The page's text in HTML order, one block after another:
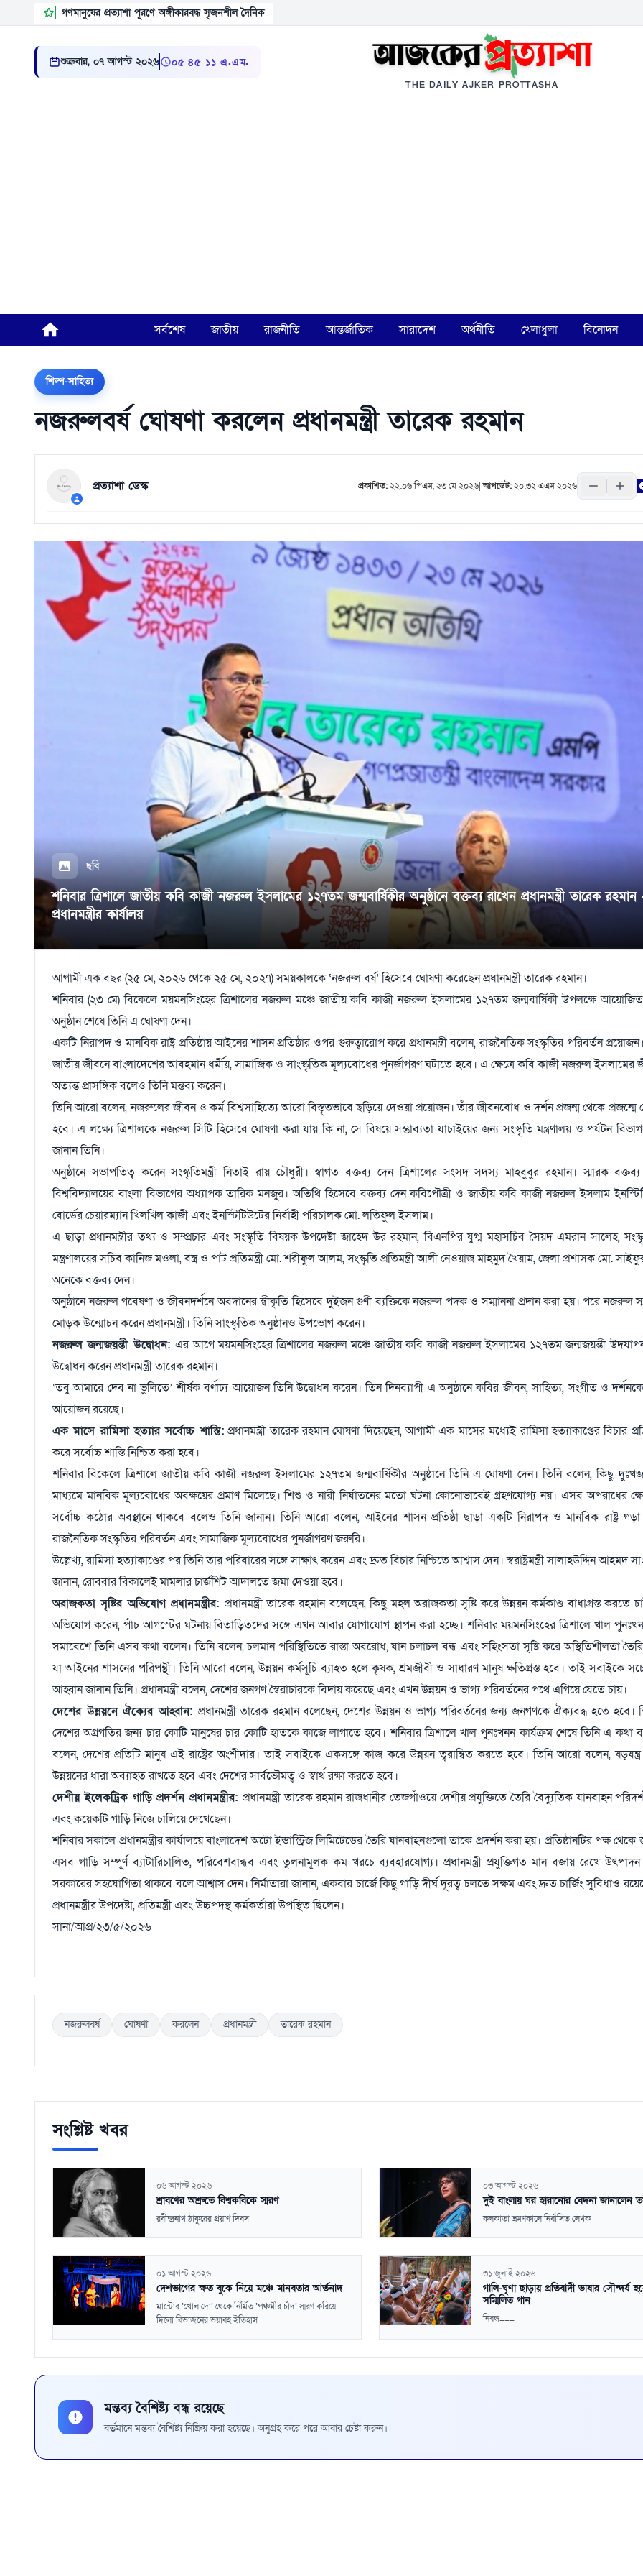
গণমানুষের প্রত্যাশা পূরণে অঙ্গীকারবদ্ধ সৃজনশীল দৈনিক
শুক্রবার, ০৭ আগস্ট ২০২৬ ০৫:৪৫:১২ এ.এম.
THE DAILY AJKER PROTTASHA
সর্বশেষ জাতীয় রাজনীতি আন্তর্জাতিক সারাদেশ অর্থনীতি খেলাধুলা বিনোদন
শিল্প-সাহিত্য
নজরুলবর্ষ ঘোষণা করলেন প্রধানমন্ত্রী তারেক রহমান
প্রত্যাশা ডেস্ক প্রকাশিত:২২:০৬ পিএম, ২৩ মে ২০২৬|আপডেট:২০:৩২ এএম ২০২৬
ছবি
শনিবার ত্রিশালে জাতীয় কবি কাজী নজরুল ইসলামের ১২৭তম জন্মবার্ষিকীর অনুষ্ঠানে বক্তব্য রাখেন প্রধানমন্ত্রী তারেক রহমান
প্রধানমন্ত্রীর কার্যালয়
আগামী এক বছর (২৫ মে, ২০২৬ থেকে ২৫ মে, ২০২৭) সময়কালকে ‘নজরুল বর্ষ’ হিসেবে ঘোষণা করেছেন প্রধানমন্ত্রী তারেক রহমান।
শনিবার (২৩ মে) বিকেলে ময়মনসিংহের ত্রিশালের নজরুল মঞ্চে জাতীয় কবি কাজী নজরুল ইসলামের ১২৭তম জন্মবার্ষিকী উপলক্ষে আয়োজিত
অনুষ্ঠান শেষে তিনি এ ঘোষণা দেন।
একটি নিরাপদ ও মানবিক রাষ্ট্র প্রতিষ্ঠায় আইনের শাসন প্রতিষ্ঠার ওপর গুরুত্বারোপ করে প্রধানমন্ত্রী বলেন, রাজনৈতিক সংস্কৃতির পরিবর্তন
জাতীয় জীবনে বাংলাদেশের আবহমান ধর্মীয়, সামাজিক ও সাংস্কৃতিক মূল্যবোধের পুনর্জাগরণ ঘটাতে হবে। এ ক্ষেত্রে কবি কাজী নজরুল ইসলামের
অত্যন্ত প্রাসঙ্গিক বলেও তিনি মন্তব্য করেন।
তিনি আরো বলেন, নজরুলের জীবন ও কর্ম বিশ্বসাহিত্যে আরো বিস্তৃতভাবে ছড়িয়ে দেওয়া প্রয়োজন। তাঁর জীবনবোধ ও দর্শন প্রজন্ম থেকে প্রজন্মে
হবে। এ লক্ষ্যে ত্রিশালকে নজরুল সিটি হিসেবে ঘোষণা করা যায় কি না, সে বিষয়ে সম্ভাব্যতা যাচাইয়ের জন্য সংস্কৃতি মন্ত্রণালয় ও পর্যটন
জানান তিনি।
অনুষ্ঠানে সভাপতিত্ব করেন সংস্কৃতিমন্ত্রী নিতাই রায় চৌধুরী। স্বাগত বক্তব্য দেন ত্রিশালের সংসদ সদস্য মাহবুবুর রহমান। স্মারক
বিশ্ববিদ্যালয়ের বাংলা বিভাগের অধ্যাপক তারিক মনজুর। অতিথি হিসেবে বক্তব্য দেন কবিপৌত্রী ও জাতীয় কবি কাজী নজরুল ইসলাম
বোর্ডের চেয়ারম্যান খিলখিল কাজী এবং ইনস্টিটিউটের নির্বাহী পরিচালক মো. লতিফুল ইসলাম।
এ ছাড়া প্রধানমন্ত্রীর তথ্য ও সম্প্রচার এবং সংস্কৃতি বিষয়ক উপদেষ্টা জাহেদ উর রহমান, বিএনপির যুগ্ম মহাসচিব সৈয়দ এমরান সালেহ,
মন্ত্রণালয়ের সচিব কানিজ মওলা, বস্ত্র ও পাট প্রতিমন্ত্রী মো. শরীফুল আলম, সংস্কৃতি প্রতিমন্ত্রী আলী নেওয়াজ মাহমুদ খৈয়াম, জেলা প্রশাসক মো.
অনেকে বক্তব্য দেন।
অনুষ্ঠানে নজরুল গবেষণা ও জীবনদর্শনে অবদানের স্বীকৃতি হিসেবে দুইজন গুণী ব্যক্তিকে নজরুল পদক ও সম্মাননা প্রদান করা হয়। পরে নজরুল
মোড়ক উন্মোচন করেন প্রধানমন্ত্রী। তিনি সাংস্কৃতিক অনুষ্ঠানও উপভোগ করেন।
নজরুল জন্মজয়ন্তী উদ্বোধন:এর আগে ময়মনসিংহের ত্রিশালের নজরুল মঞ্চে জাতীয় কবি কাজী নজরুল ইসলামের ১২৭তম জন্মজয়ন্তী উদযাপন
উদ্বোধন করেন প্রধানমন্ত্রী তারেক রহমান।
‘তবু আমারে দেব না ভুলিতে’ শীর্ষক বর্ণাঢ্য আয়োজন তিনি উদ্বোধন করেন। তিন দিনব্যাপী এ অনুষ্ঠানে কবির জীবন, সাহিত্য, সংগীত ও দর্শনকে
আয়োজন রয়েছে।
এক মাসে রামিসা হত্যার সর্বোচ্চ শাস্তি:প্রধানমন্ত্রী তারেক রহমান ঘোষণা দিয়েছেন, আগামী এক মাসের মধ্যেই রামিসা হত্যাকাণ্ডের বিচার
করে সর্বোচ্চ শাস্তি নিশ্চিত করা হবে।
শনিবার বিকেলে ত্রিশালে জাতীয় কবি কাজী নজরুল ইসলামের ১২৭তম জন্মবার্ষিকীর অনুষ্ঠানে তিনি এ ঘোষণা দেন। তিনি বলেন, কিছু
মাধ্যমে মানবিক মূল্যবোধের অবক্ষয়ের প্রমাণ মিলেছে। শিশু ও নারী নির্যাতনের মতো ঘটনা কোনোভাবেই গ্রহণযোগ্য নয়। এসব অপরাধের
সর্বোচ্চ কঠোর অবস্থানে থাকবে বলেও তিনি জানান। তিনি আরো বলেন, আইনের শাসন প্রতিষ্ঠা ছাড়া একটি নিরাপদ ও মানবিক রাষ্ট্র
রাজনৈতিক সংস্কৃতির পরিবর্তন এবং সামাজিক মূল্যবোধের পুনর্জাগরণ জরুরি।
উল্লেখ্য, রামিসা হত্যাকাণ্ডের পর তিনি তার পরিবারের সঙ্গে সাক্ষাৎ করেন এবং দ্রুত বিচার নিশ্চিতে আশ্বাস দেন। স্বরাষ্ট্রমন্ত্রী সালাহউদ্দিন আহমদ
জানান, রোববার বিকালেই মামলার চার্জশিট আদালতে জমা দেওয়া হবে।
অরাজকতা সৃষ্টির অভিযোগ প্রধানমন্ত্রীর: প্রধানমন্ত্রী তারেক রহমান বলেছেন, কিছু মহল অরাজকতা সৃষ্টি করে উন্নয়ন কর্মকাণ্ড বাধাগ্রস্ত করতে
অভিযোগ করেন, পাঁচ আগস্টের ঘটনায় বিতাড়িতদের সঙ্গে এখন আবার যোগাযোগ স্থাপন করা হচ্ছে। শনিবার ময়মনসিংহের ত্রিশালে খাল
সমাবেশে তিনি এসব কথা বলেন। তিনি বলেন, চলমান পরিস্থিতিতে রাস্তা অবরোধ, যান চলাচল বন্ধ এবং সহিংসতা সৃষ্টি করে অস্থিতিশীলতা
যা আইনের শাসনের পরিপন্থী। তিনি আরো বলেন, উন্নয়ন কর্মসূচি ব্যাহত হলে কৃষক, শ্রমজীবী ও সাধারণ মানুষ ক্ষতিগ্রস্ত হবে। তাই সবাইকে
আহ্বান জানান তিনি। প্রধানমন্ত্রী বলেন, দেশের জনগণ স্বৈরাচারকে বিদায় করেছে এবং এখন উন্নয়ন ও ভাগ্য পরিবর্তনের পথে এগিয়ে যেতে চায়।
দেশের উন্নয়নে ঐক্যের আহ্বান: প্রধানমন্ত্রী তারেক রহমান বলেছেন, দেশের উন্নয়ন ও ভাগ্য পরিবর্তনের জন্য জনগণকে ঐক্যবদ্ধ হতে হবে।
দেশের অগ্রগতির জন্য চার কোটি মানুষের চার কোটি হাতকে কাজে লাগাতে হবে। শনিবার ত্রিশালে খাল পুনঃখনন কার্যক্রম শেষে তিনি এ কথা
বলেন, দেশের প্রতিটি মানুষ এই রাষ্ট্রের অংশীদার। তাই সবাইকে একসঙ্গে কাজ করে উন্নয়ন ত্বরান্বিত করতে হবে। তিনি আরো বলেন,
উন্নয়নের ধারা অব্যাহত রাখতে হবে এবং দেশের সার্বভৌমত্ব ও স্বার্থ রক্ষা করতে হবে।
দেশীয় ইলেকট্রিক গাড়ি প্রদর্শন প্রধানমন্ত্রীর: প্রধানমন্ত্রী তারেক রহমান রাজধানীর তেজগাঁওয়ে দেশীয় প্রযুক্তিতে তৈরি বৈদ্যুতিক যানবাহন
এবং কয়েকটি গাড়ি নিজে চালিয়ে দেখেছেন।
শনিবার সকালে প্রধানমন্ত্রীর কার্যালয়ে বাংলাদেশ অটো ইন্ডাস্ট্রিজ লিমিটেডের তৈরি যানবাহনগুলো তাকে প্রদর্শন করা হয়। প্রতিষ্ঠানটির পক্ষ
এসব গাড়ি সম্পূর্ণ ব্যাটারিচালিত, পরিবেশবান্ধব এবং তুলনামূলক কম খরচে ব্যবহারযোগ্য। প্রধানমন্ত্রী প্রযুক্তিগত মান বজায় রেখে
সরকারের সহযোগিতা থাকবে বলে আশ্বাস দেন। নির্মাতারা জানান, একবার চার্জে কিছু গাড়ি দীর্ঘ দূরত্ব চলতে সক্ষম এবং দ্রুত চার্জিং সুবিধাও
প্রধানমন্ত্রীর উপদেষ্টা, প্রতিমন্ত্রী এবং উচ্চপদস্থ কর্মকর্তারা উপস্থিত ছিলেন।
সানা/আপ্র/২৩/৫/২০২৬
নজরুলবর্ষ ঘোষণা করলেন প্রধানমন্ত্রী তারেক রহমান
সংশ্লিষ্ট খবর
০৬ আগস্ট ২০২৬
শ্রাবণের অশ্রুতে বিশ্বকবিকে স্মরণ
রবীন্দ্রনাথ ঠাকুরের প্রয়াণ দিবস
০৩ আগস্ট ২০২৬
দুই বাংলায় ঘর হারানোর বেদনা জানালেন
কলকাতা ভ্রমণকালে নির্বাসিত লেখক
০১ আগস্ট ২০২৬
দেশভাগের ক্ষত বুকে নিয়ে মঞ্চে মানবতার আর্তনাদ
মান্টোর ‘খোল দো’ থেকে নির্মিত ‘পঞ্চমীর চাঁদ’ স্মরণ করিয়ে
দিলো বিভাজনের ভয়াবহ ইতিহাস
৩১ জুলাই ২০২৬
গালি-ঘৃণা ছাড়ায় প্রতিবাদী ভাষার সৌন্দর্য
সম্মিলিত গান
নিবন্ধ===
মন্তব্য বৈশিষ্ট্য বন্ধ রয়েছে
বর্তমানে মন্তব্য বৈশিষ্ট্য নিষ্ক্রিয় করা হয়েছে। অনুগ্রহ করে পরে আবার চেষ্টা করুন।